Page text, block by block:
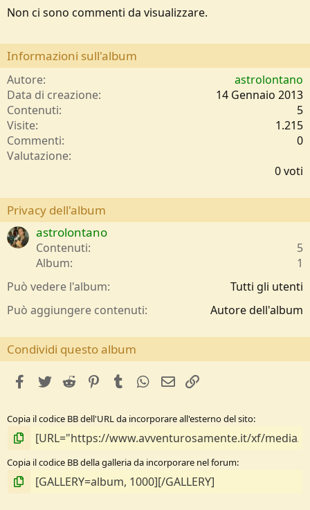
Non ci sono commenti da visualizzare.
Informazioni sull'album
Autore
astrolontano
Data di creazione
14 Gennaio 2013
Contenuti
5
Visite
1.215
Commenti
0
Valutazione
0
t
l
0 voti
Privacy dell'album
astrolontano
Contenuti
5
Album
1
Può vedere l'album
Tutti gli utenti
Può aggiungere contenuti
Autore dell'album
Condividi questo album
facebookTwitterReddit PinterestTumblrWhatsApp
e-mail
Copia il codice BB dell'URL da incorporare all'esterno del sito
Copia il codice BB della galleria da incorporare nel forum